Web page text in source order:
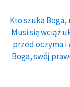
Kto szuka
Musi się wciąż
przed oczyma i
Boga, swój